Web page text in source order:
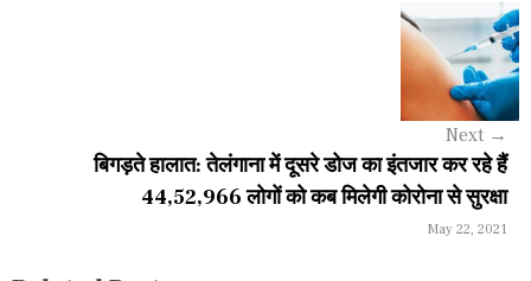
Next →
बिगड़ते हालात: तेलंगाना में दूसरे डोज का इंतजार कर रहे हैं
44,52,966 लोगों को कब मिलेगी कोरोना से सुरक्षा
May 22, 2021